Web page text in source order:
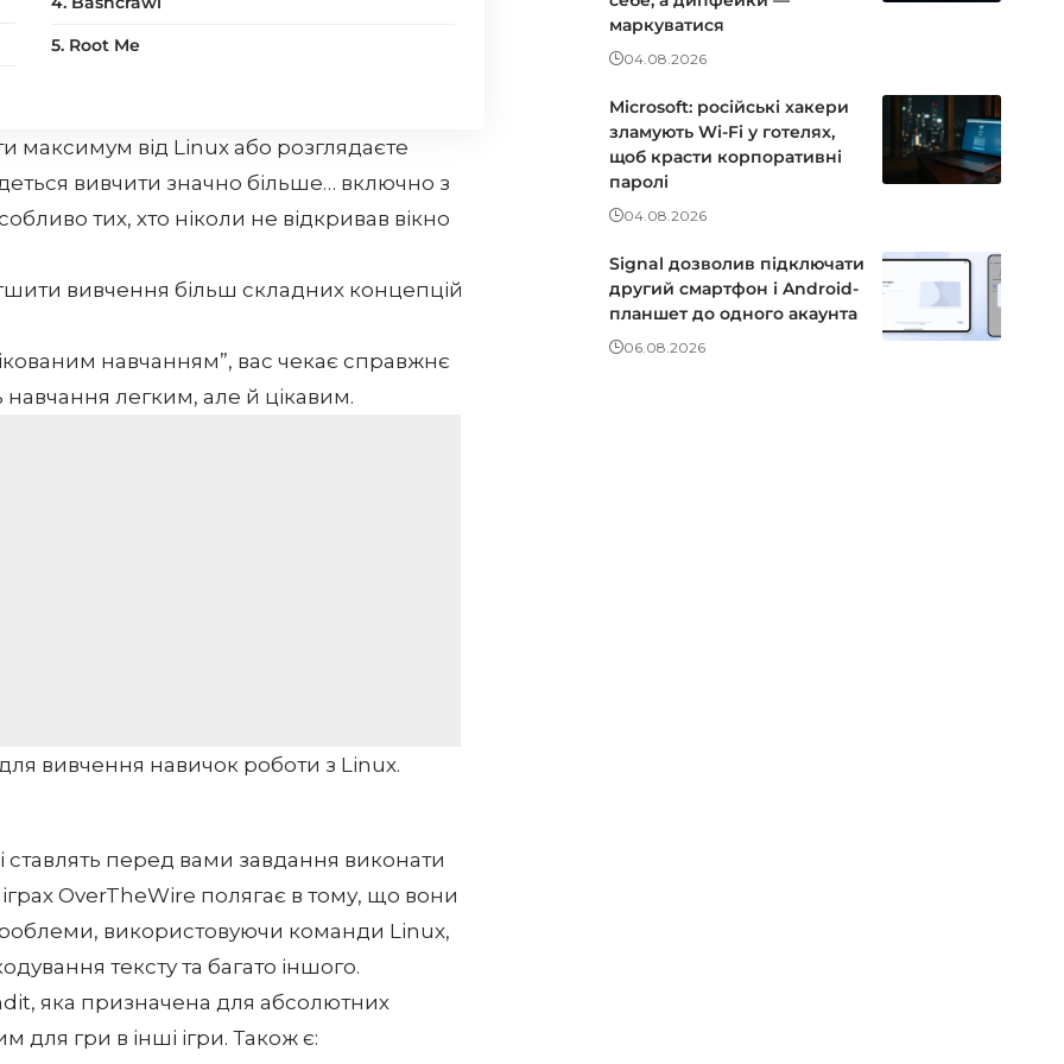
5. Root Me
максимум від Linux або розглядаєте
вивчити значно більше… включно з
тих, хто ніколи не відкривав вікно
вивчення більш складних концепцій
навчанням”, вас чекає справжнє
легким, але й цікавим.
вивчення навичок роботи з Linux.
ставлять перед вами завдання виконати
OverTheWire полягає в тому, що вони
використовуючи команди Linux,
тексту та багато іншого.
яка призначена для абсолютних
для гри в інші ігри. Також є:
маркуватися
04.08.2026
Microsoft: російські хакери
зламують Wi-Fi у готелях,
щоб красти корпоративні
паролі
04.08.2026
Signal дозволив підключати
другий смартфон і Android-
планшет до одного акаунта
06.08.2026